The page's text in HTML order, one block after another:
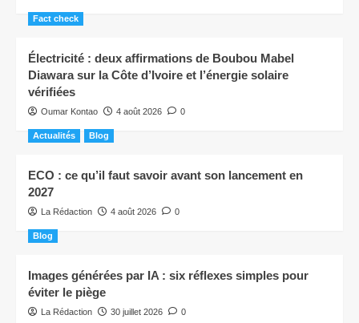
Fact check
Électricité : deux affirmations de Boubou Mabel
Diawara sur la Côte d’Ivoire et l’énergie solaire
vérifiées
Oumar Kontao 4 août 2026 0
Actualités Blog
ECO : ce qu’il faut savoir avant son lancement en
2027
La Rédaction 4 août 2026 0
Blog
Images générées par IA : six réflexes simples pour
éviter le piège
La Rédaction 30 juillet 2026 0